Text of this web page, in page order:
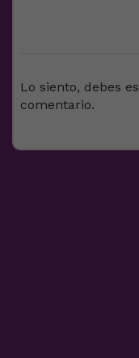
Lo siento, debes
comentario.